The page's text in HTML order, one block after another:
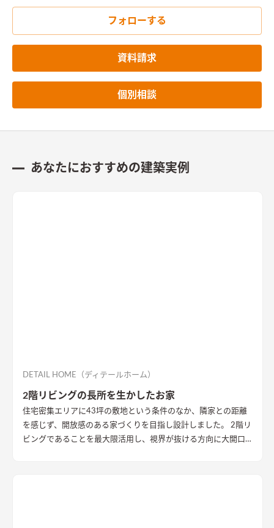
フォローする
資料請求
個別相談
あなたにおすすめの建築実例
DETAIL HOME（ディテールホーム）
2階リビングの長所を生かしたお家
住宅密集エリアに43坪の敷地という条件のなか、隣家との距離
を感じず、開放感のある家づくりを目指し設計しました。 2階リ
ビングであることを最大限活用し、視界が抜ける方向に大開口